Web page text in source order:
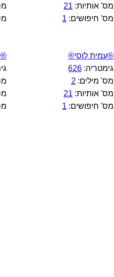
מס' אותיות: 21
מס' חיפושים: 1
®עמית לוסי®
גימטריה: 626
מס' מילים: 2
מס' אותיות: 21
מס' חיפושים: 1